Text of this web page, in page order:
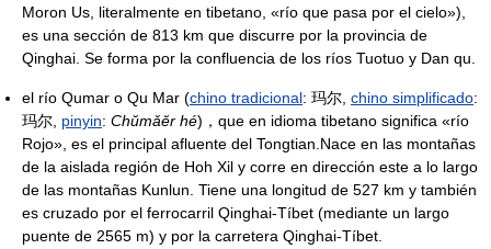
Moron Us, literalmente en tibetano, «río que pasa por el cielo»),
es una sección de 813 km que discurre por la provincia de
Qinghai. Se forma por la confluencia de los ríos Tuotuo y Dan qu.
el río Qumar o Qu Mar (chino tradicional: 玛尔, chino simplificado:
玛尔, pinyin: Chŭmǎĕr hé)，que en idioma tibetano significa «río
Rojo», es el principal afluente del Tongtian.Nace en las montañas
de la aislada región de Hoh Xil y corre en dirección este a lo largo
de las montañas Kunlun. Tiene una longitud de 527 km y también
es cruzado por el ferrocarril Qinghai-Tíbet (mediante un largo
puente de 2565 m) y por la carretera Qinghai-Tíbet.